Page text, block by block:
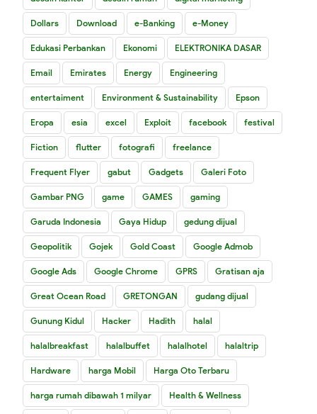
Dollars Download e-Banking e-Money
Edukasi Perbankan Ekonomi ELEKTRONIKA DASAR
Email Emirates Energy Engineering
entertaiment Environment & Sustainability Epson
Eropa esia excel Exploit facebook festival
Fiction flutter fotografi freelance
Frequent Flyer gabut Gadgets Galeri Foto
Gambar PNG game GAMES gaming
Garuda Indonesia Gaya Hidup gedung dijual
Geopolitik Gojek Gold Coast Google Admob
Google Ads Google Chrome GPRS Gratisan aja
Great Ocean Road GRETONGAN gudang dijual
Gunung Kidul Hacker Hadith halal
halalbreakfast halalbuffet halalhotel halaltrip
Hardware harga Mobil Harga Oto Terbaru
harga rumah dibawah 1 milyar Health & Wellness